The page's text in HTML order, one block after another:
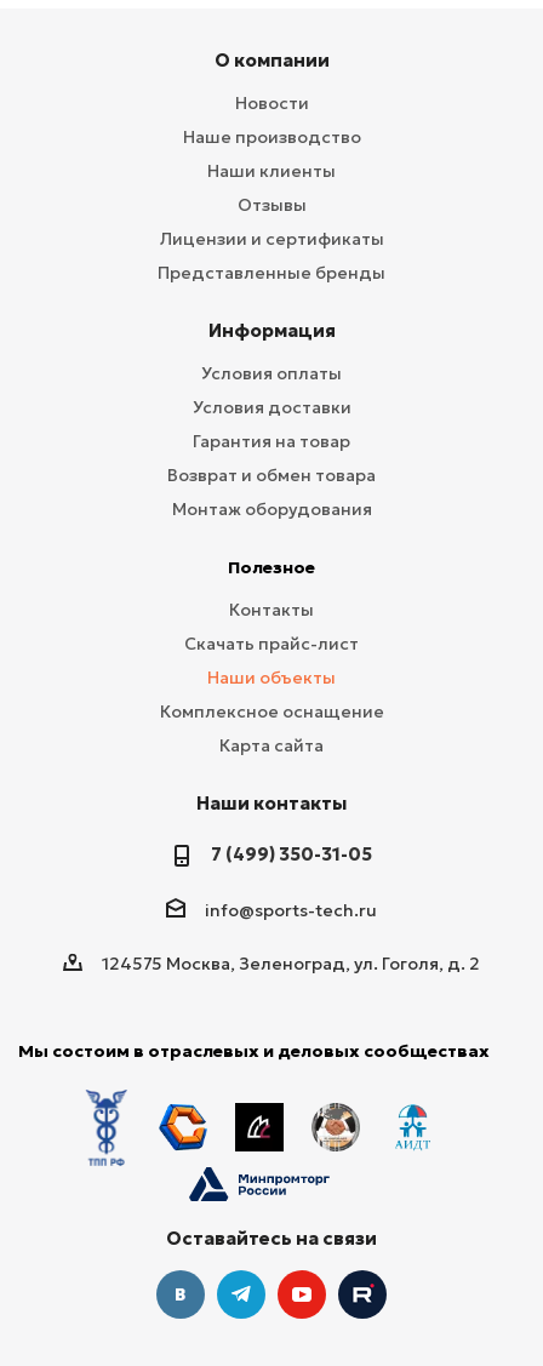
О компании
Новости
Наше производство
Наши клиенты
Отзывы
Лицензии и сертификаты
Представленные бренды
Информация
Условия оплаты
Условия доставки
Гарантия на товар
Возврат и обмен товара
Монтаж оборудования
Полезное
Контакты
Скачать прайс-лист
Наши объекты
Комплексное оснащение
Карта сайта
Наши контакты
7 (499) 350-31-05
info@sports-tech.ru
124575 Москва, Зеленоград, ул. Гоголя, д. 2
Мы состоим в отраслевых и деловых сообществах
Оставайтесь на связи